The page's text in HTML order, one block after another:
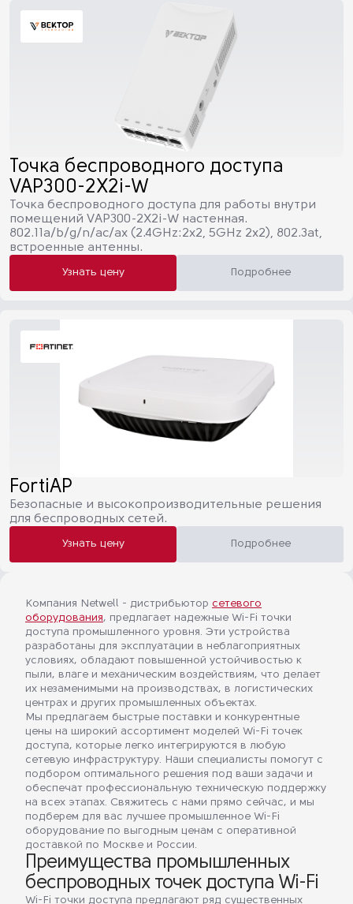
Точка беспроводного доступа
VAP300-2X2i-W
Точка беспроводного доступа для работы внутри
помещений VAP300-2X2i-W настенная.
802.11a/b/g/n/ac/ax (2.4GHz:2х2, 5GHz 2x2), 802.3at,
встроенные антенны.
Узнать цену Подробнее
FortiAP
Безопасные и высокопроизводительные решения
для беспроводных сетей.
Узнать цену Подробнее
Компания Netwell - дистрибьютор сетевого
оборудования, предлагает надежные Wi-Fi точки
доступа промышленного уровня. Эти устройства
разработаны для эксплуатации в неблагоприятных
условиях, обладают повышенной устойчивостью к
пыли, влаге и механическим воздействиям, что делает
их незаменимыми на производствах, в логистических
центрах и других промышленных объектах.
Мы предлагаем быстрые поставки и конкурентные
цены на широкий ассортимент моделей Wi-Fi точек
доступа, которые легко интегрируются в любую
сетевую инфраструктуру. Наши специалисты помогут с
подбором оптимального решения под ваши задачи и
обеспечат профессиональную техническую поддержку
на всех этапах. Свяжитесь с нами прямо сейчас, и мы
подберем для вас лучшее промышленное Wi-Fi
оборудование по выгодным ценам с оперативной
доставкой по Москве и России.
Преимущества промышленных
беспроводных точек доступа Wi-Fi
Wi-Fi точки доступа предлагают ряд существенных